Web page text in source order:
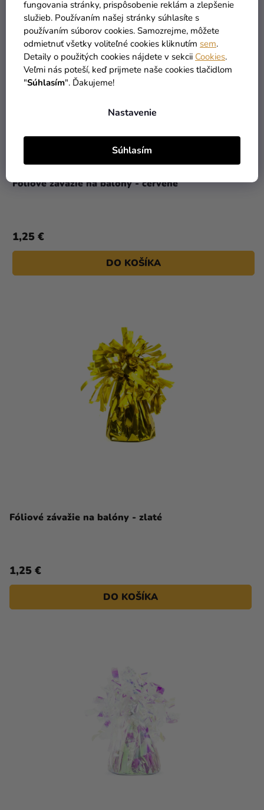
fungovania stránky, prispôsobenie reklám a zlepšenie
služieb. Používaním našej stránky súhlasíte s
používaním súborov cookies. Samozrejme, môžete
odmietnuť všetky voliteľné cookies kliknutím sem.
Detaily o použitých cookies nájdete v sekcii Cookies.
Veľmi nás poteší, keď prijmete naše cookies tlačidlom
"Súhlasím". Ďakujeme!
Nastavenie
Súhlasím
Fóliové závažie na balóny - červené
1,25 €
DO KOŠÍKA
Fóliové závažie na balóny - zlaté
1,25 €
DO KOŠÍKA